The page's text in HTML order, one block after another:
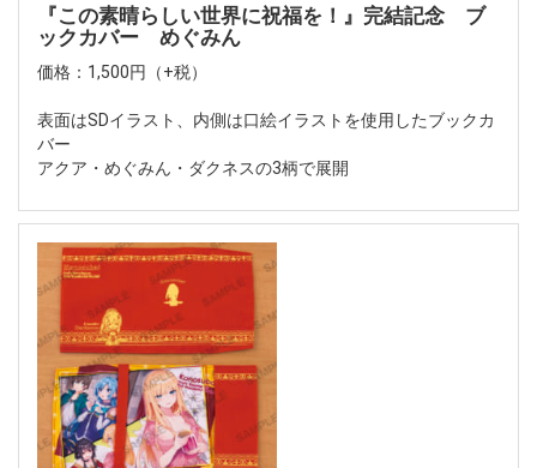
『この素晴らしい世界に祝福を！』完結記念 ブ
ックカバー めぐみん
価格：1,500円（+税）
表面はSDイラスト、内側は口絵イラストを使用したブックカ
バー
アクア・めぐみん・ダクネスの3柄で展開